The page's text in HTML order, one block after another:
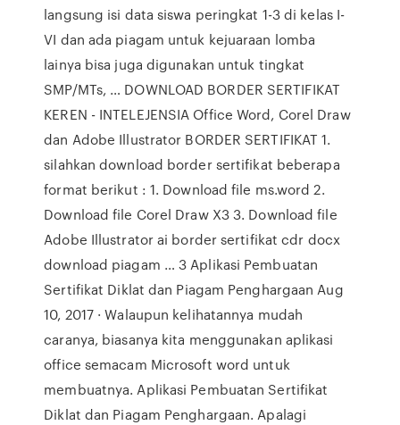
langsung isi data siswa peringkat 1-3 di kelas I-
VI dan ada piagam untuk kejuaraan lomba
lainya bisa juga digunakan untuk tingkat
SMP/MTs, … DOWNLOAD BORDER SERTIFIKAT
KEREN - INTELEJENSIA Office Word, Corel Draw
dan Adobe Illustrator BORDER SERTIFIKAT 1.
silahkan download border sertifikat beberapa
format berikut : 1. Download file ms.word 2.
Download file Corel Draw X3 3. Download file
Adobe Illustrator ai border sertifikat cdr docx
download piagam … 3 Aplikasi Pembuatan
Sertifikat Diklat dan Piagam Penghargaan Aug
10, 2017 · Walaupun kelihatannya mudah
caranya, biasanya kita menggunakan aplikasi
office semacam Microsoft word untuk
membuatnya. Aplikasi Pembuatan Sertifikat
Diklat dan Piagam Penghargaan. Apalagi